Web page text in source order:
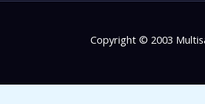
Copyright © 2003